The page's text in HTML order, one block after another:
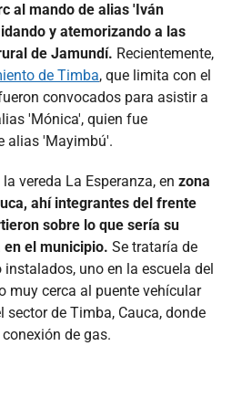
al mando de alias 'Iván
y atemorizando a las
de Jamundí. Recientemente,
de Timba, que limita con el
convocados para asistir a
'Mónica', quien fue
alias 'Mayimbú'.
vereda La Esperanza, en zona
ahí integrantes del frente
sobre lo que sería su
el municipio. Se trataría de
uno en la escuela del
muy cerca al puente vehícular
sector de Timba, Cauca, donde
de gas.